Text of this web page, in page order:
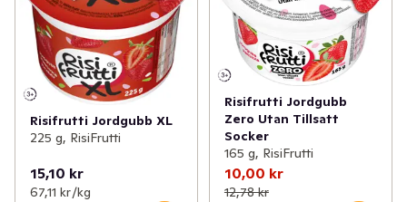
Risifrutti Jordgubb XL
225 g, RisiFrutti
15,10 kr
67,11 kr /kg
Risifrutti Jordgubb
Zero Utan Tillsatt
Socker
165 g, RisiFrutti
10,00 kr
12,78 kr